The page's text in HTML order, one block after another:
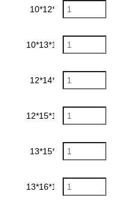
10*12*1mm
10*13*1.5mm
12*14*1mm
12*15*1.5mm
13*15*1mm
13*16*1.5mm